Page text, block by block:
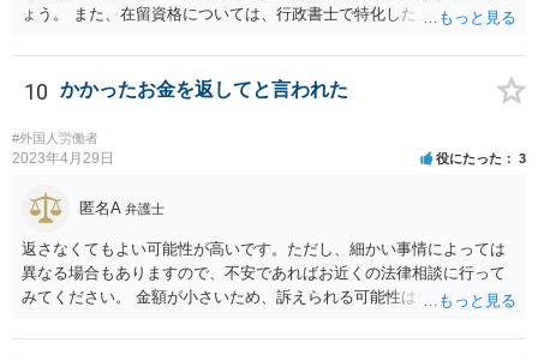
ょう。 また、在留資格については、行政書士で特化した人が何人も い
人は少ないですね。
10 かかったお金を返してと言われた
#外国人労働者
2023年4月29日 役にたった 3
匿名A 弁護士
返さなくてもよい可能性が高いです。ただし、細かい事情によっては
異なる場合もありますので、不安であればお近くの法律相談に行って
みてください。 金額が小さいため、訴えられる可能性は低いと思われ